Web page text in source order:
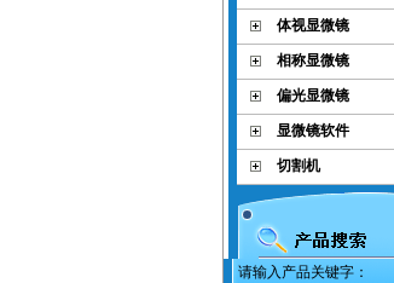
体视显微镜
相称显微镜
偏光显微镜
显微镜软件
切割机
请输入产品关键字：